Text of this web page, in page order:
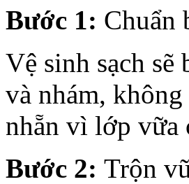
Bước 1: Chuẩn
Vệ sinh sạch sẽ
và nhám,
nhẵn vì lớp vữa
Bước 2: Trộn